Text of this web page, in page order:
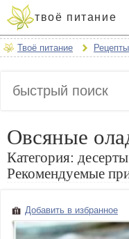
твоё питание
Твоё питание Рецепты
Овсяные
Категория: десерты
Рекомендуемые
Добавить в избранное